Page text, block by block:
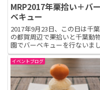
MRP2017年栗拾い＋バー
ベキュー
2017年9月23日、この日は千
の都賀周辺で栗拾いと千葉動
園でバーベキューを行ないま
た。天気は少し曇り気味でし
ど、とても楽しめました。ま
栗拾いで、都賀駅からタクシー
栗拾いができる農家へ移動。
のおじさん（先に先回りして...
イベントブログ